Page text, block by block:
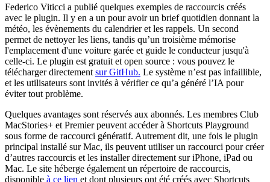
Federico Viticci a publié quelques exemples de raccourcis créés
avec le plugin. Il y en a un pour avoir un brief quotidien donnant la
météo, les évènements du calendrier et les rappels. Un second
permet de nettoyer les liens, tandis qu’un troisième mémorise
l'emplacement d'une voiture garée et guide le conducteur jusqu'à
celle-ci. Le plugin est gratuit et open source : vous pouvez le
télécharger directement sur GitHub. Le système n’est pas infaillible,
et les utilisateurs sont invités à vérifier ce qu’a généré l’IA pour
éviter tout problème.
Quelques avantages sont réservés aux abonnés. Les membres Club
MacStories+ et Premier peuvent accéder à Shortcuts Playground
sous forme de raccourci génératif. Autrement dit, une fois le plugin
principal installé sur Mac, ils peuvent utiliser un raccourci pour créer
d’autres raccourcis et les installer directement sur iPhone, iPad ou
Mac. Le site héberge également un répertoire de raccourcis,
disponible à ce lien et dont plusieurs ont été créés avec Shortcuts